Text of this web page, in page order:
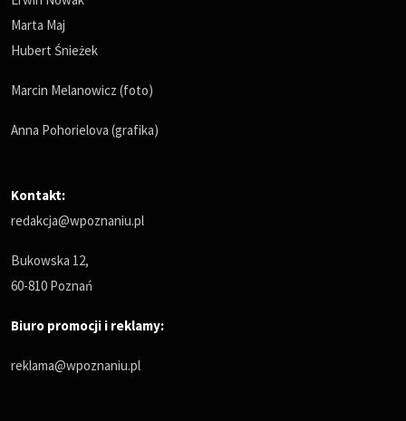
Marta Maj
Hubert Śnieżek
Marcin Melanowicz (foto)
Anna Pohorielova (grafika)
Kontakt:
redakcja@wpoznaniu.pl
Bukowska 12,
60-810 Poznań
Biuro promocji i reklamy:
reklama@wpoznaniu.pl